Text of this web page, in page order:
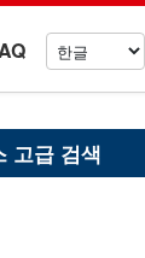
고급 검색